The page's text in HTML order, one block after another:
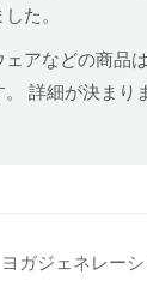
た。
アなどの商品は
詳細が決まり
ヨガジェネレー